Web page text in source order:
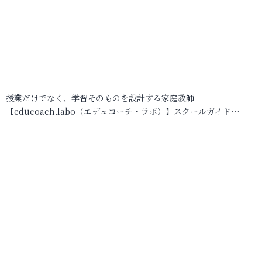
授業だけでなく、学習そのものを設計する家庭教師
【educoach.labo（エデュコーチ・ラボ）】スクールガイド…